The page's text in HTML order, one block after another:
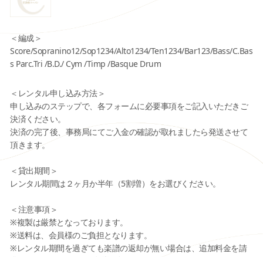
＜編成＞
Score/Sopranino12/Sop1234/Alto1234/Ten1234/Bar123/Bass/C.Bas
s Parc.Tri /B.D./ Cym /Timp /Basque Drum
＜レンタル申し込み方法＞
申し込みのステップで、各フォームに必要事項をご記入いただきご
決済ください。
決済の完了後、事務局にてご入金の確認が取れましたら発送させて
頂きます。
＜貸出期間＞
レンタル期間は２ヶ月か半年（5割増）をお選びください。
＜注意事項＞
※複製は厳禁となっております。
※送料は、会員様のご負担となります。
※レンタル期間を過ぎても楽譜の返却が無い場合は、追加料金を請